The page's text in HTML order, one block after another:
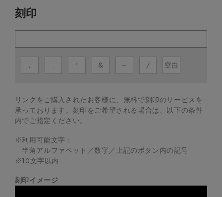
刻印
, . ' & − / 空白
リングをご購入されたお客様に、無料で刻印のサービスを
承っております。 刻印をご希望される場合は、以下の条件
内でご指定ください。
※利用可能文字：
半角アルファベット／数字／上記のボタン内の記号
※10文字以内
刻印イメージ